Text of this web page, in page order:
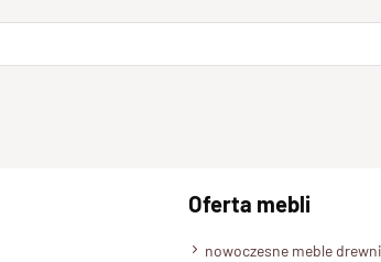
Oferta mebli
nowoczesne meble